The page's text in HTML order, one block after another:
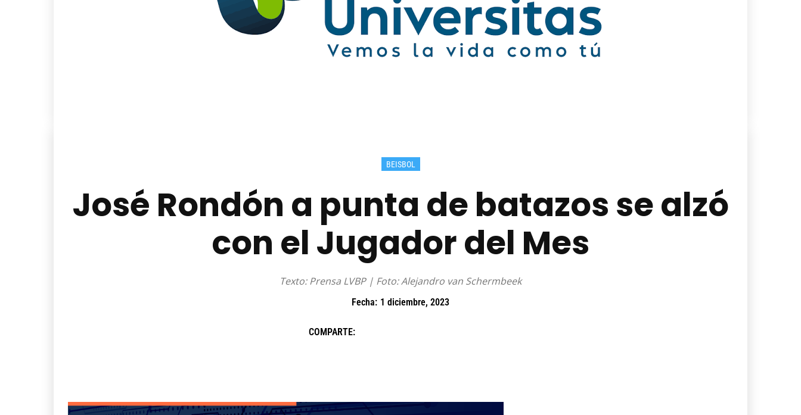
BEISBOL
José Rondón a punta de batazos se alzó
con el Jugador del Mes
Texto: Prensa LVBP | Foto: Alejandro van Schermbeek
Fecha: 1 diciembre, 2023
COMPARTE: